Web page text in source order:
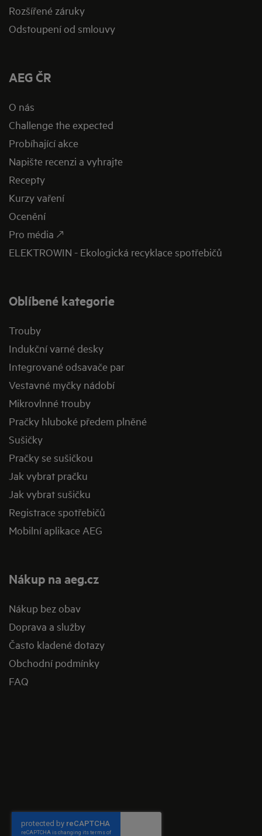
Rozšířené záruky
Odstoupení od smlouvy
AEG ČR
O nás
Challenge the expected
Probíhající akce
Napište recenzi a vyhrajte
Recepty
Kurzy vaření
Ocenění
Pro média 🡕
ELEKTROWIN - Ekologická recyklace spotřebičů
Oblíbené kategorie
Trouby
Indukční varné desky
Integrované odsavače par
Vestavné myčky nádobí
Mikrovlnné trouby
Pračky hluboké předem plněné
Sušičky
Pračky se sušičkou
Jak vybrat pračku
Jak vybrat sušičku
Registrace spotřebičů
Mobilní aplikace AEG
Nákup na aeg.cz
Nákup bez obav
Doprava a služby
Často kladené dotazy
Obchodní podmínky
FAQ